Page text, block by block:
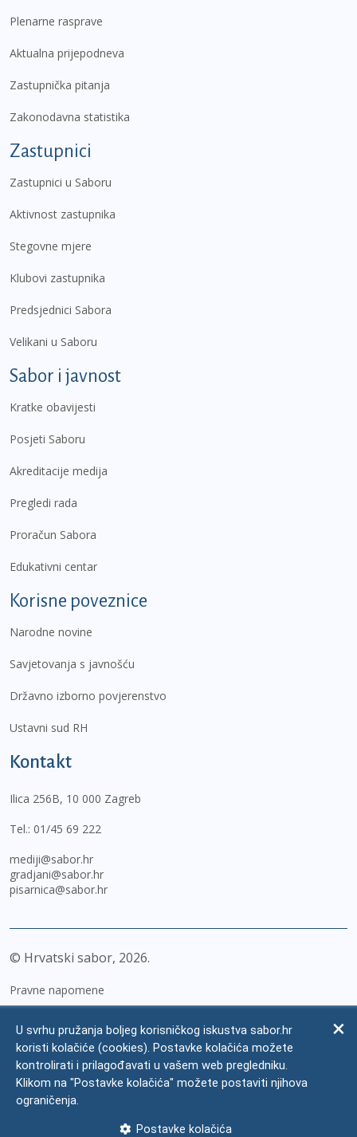
Plenarne rasprave
Aktualna prijepodneva
Zastupnička pitanja
Zakonodavna statistika
Zastupnici
Zastupnici u Saboru
Aktivnost zastupnika
Stegovne mjere
Klubovi zastupnika
Predsjednici Sabora
Velikani u Saboru
Sabor i javnost
Kratke obavijesti
Posjeti Saboru
Akreditacije medija
Pregledi rada
Proračun Sabora
Edukativni centar
Korisne poveznice
Narodne novine
Savjetovanja s javnošću
Državno izborno povjerenstvo
Ustavni sud RH
Kontakt
Ilica 256B, 10 000 Zagreb
Tel.: 01/45 69 222
mediji@sabor.hr
gradjani@sabor.hr
pisarnica@sabor.hr
© Hrvatski sabor, 2026
Pravne napomene
Zaštita osobnih podataka
Impressum
Česta pitanja
U svrhu pružanja boljeg korisničkog iskustva sabor.hr
koristi kolačiće (cookies). Postavke kolačića možete
kontrolirati i prilagođavati u vašem web pregledniku.
Klikom na "Postavke kolačića" možete postaviti njihova
ograničenja.
Postavke kolačića